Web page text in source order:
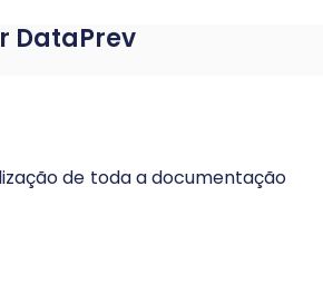
DataPrev
de toda a documentação